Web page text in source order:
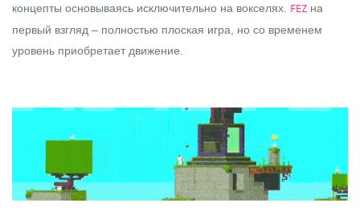
концепты основываясь исключительно на вокселях.
FEZ на
первый взгляд – полностью плоская игра, но со временем
уровень приобретает движение.